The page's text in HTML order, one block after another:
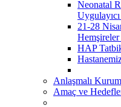
Neonatal
21-28
HAP
Anlaşmalı
Amaç ve